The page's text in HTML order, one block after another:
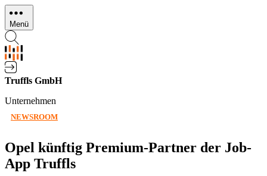
Direkt
zum
Inhalt
Menü
Truffls GmbH
Unternehmen
NEWSROOM
Opel künftig Premium-Partner der Job-
App Truffls